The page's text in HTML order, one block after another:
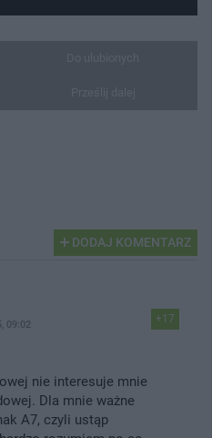
DODAJ KOMENTARZ
+17
09:02
nie interesuje mnie
Dla mnie ważne
A7, czyli ustąp